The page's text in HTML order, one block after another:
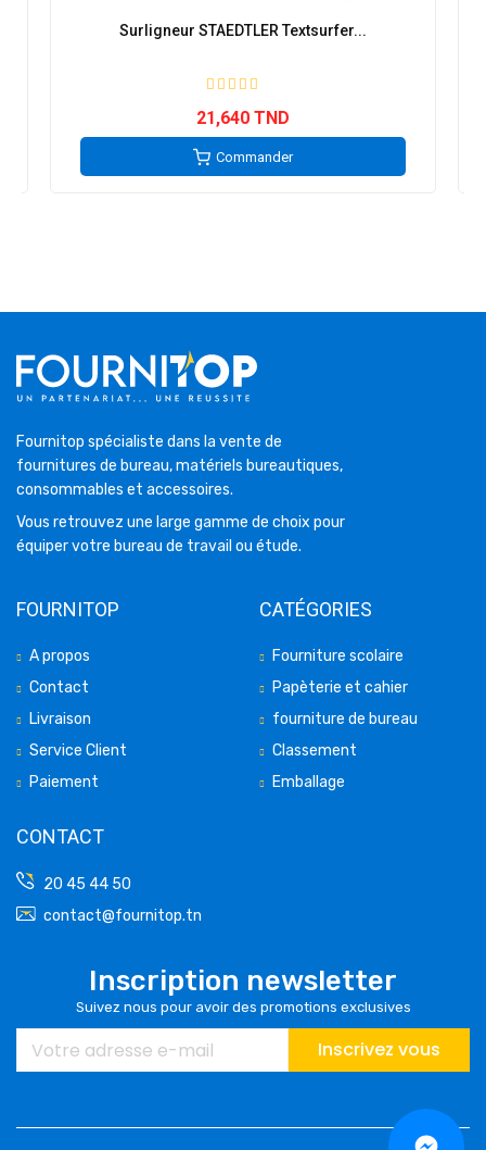
Surligneur STAEDTLER Textsurfer...
21,640 TND
Commander
Fournitop spécialiste dans la vente de
fournitures de bureau, matériels bureautiques,
consommables et accessoires.
Vous retrouvez une large gamme de choix pour
équiper votre bureau de travail ou étude.
FOURNITOP
A propos
Contact
Livraison
Service Client
Paiement
CATÉGORIES
Fourniture scolaire
Papèterie et cahier
fourniture de bureau
Classement
Emballage
CONTACT
20 45 44 50
contact@fournitop.tn
Inscription newsletter
Suivez nous pour avoir des promotions exclusives
Inscrivez vous